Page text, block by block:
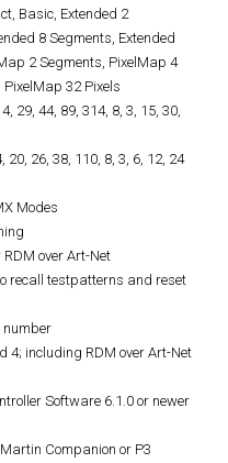
Basic, Extended 2
8 Segments, Extended
2 Segments, PixelMap 4
32 Pixels
29, 44, 89, 314, 8, 3, 15, 30,
26, 38, 110, 8, 3, 6, 12, 24
Modes
over Art-Net
recall testpatterns and reset
number
4; including RDM over Art-Net
Software 6.1.0 or newer
Companion or P3